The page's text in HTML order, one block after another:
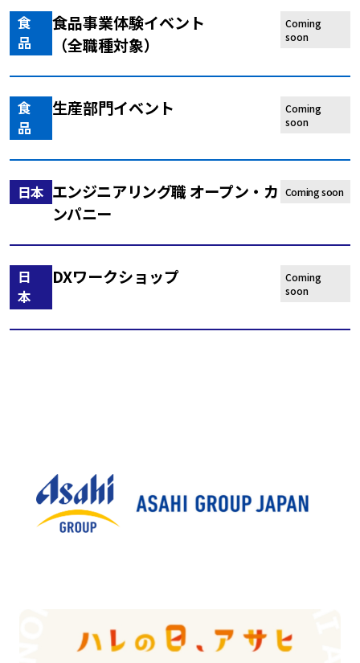
食
品
食品事業体験イベント
（全職種対象）
Coming
soon
食
品
生産部門イベント
Coming
soon
日本 エンジニアリング職 オープン・カ
ンパニー
Coming soon
日
本
DXワークショップ
Coming
soon